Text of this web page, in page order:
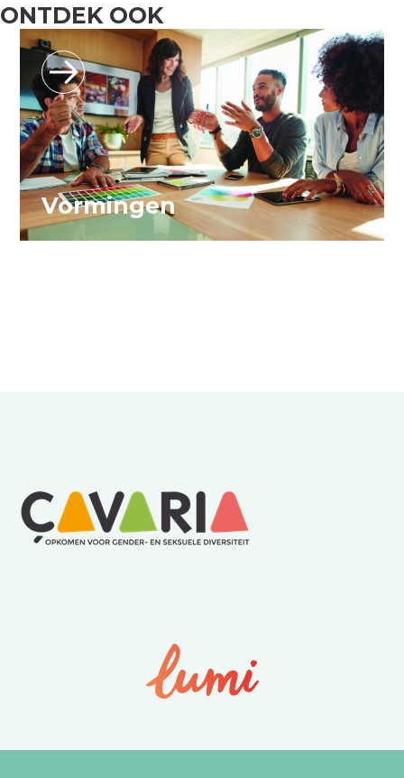
ONTDEK OOK
Vormingen